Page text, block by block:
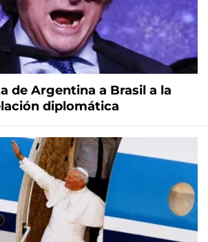
de Argentina a Brasil a la
diplomática